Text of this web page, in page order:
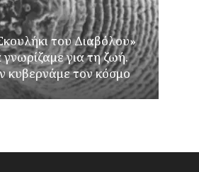
του Διαβόλου»
γνωρίζαμε για τη ζωή.
κυβερνάμε τον κόσμο